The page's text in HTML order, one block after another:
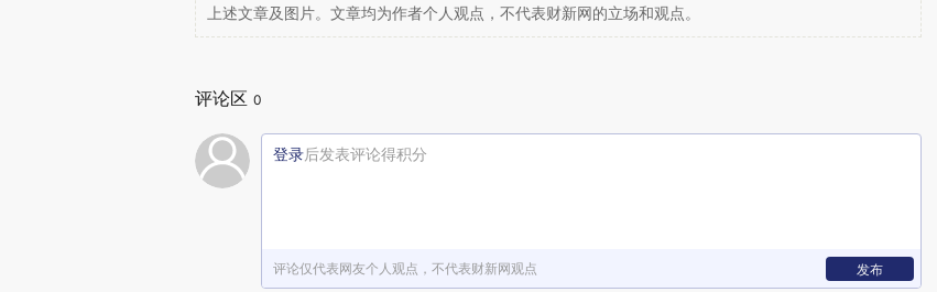
上述文章及图片。文章均为作者个人观点，不代表财新网的立场和观点。
评论区 0
登录后发表评论得积分
评论仅代表网友个人观点，不代表财新网观点 发布